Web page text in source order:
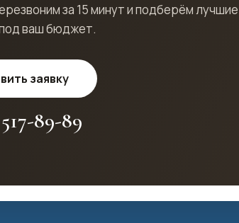
за 15 минут и подберём лучшие
ваш бюджет.
заявку
89-89